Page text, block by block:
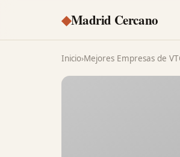
◆Madrid Cercano
Inicio›Mejores Empresas de